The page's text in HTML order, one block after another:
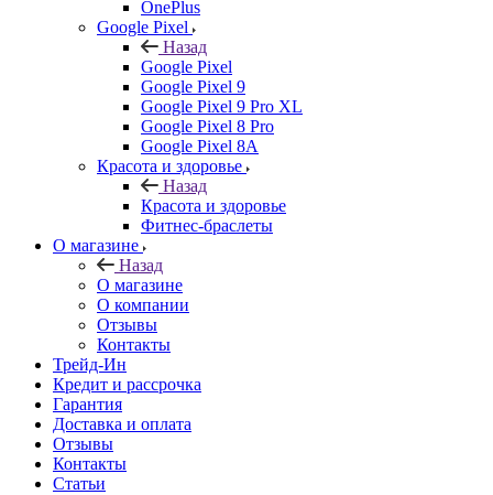
OnePlus
Google Pixel
Назад
Google Pixel
Google Pixel 9
Google Pixel 9 Pro XL
Google Pixel 8 Pro
Google Pixel 8A
Красота и здоровье
Назад
Красота и здоровье
Фитнес-браслеты
О магазине
Назад
О магазине
О компании
Отзывы
Контакты
Трейд-Ин
Кредит и рассрочка
Гарантия
Доставка и оплата
Отзывы
Контакты
Статьи